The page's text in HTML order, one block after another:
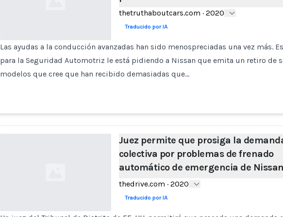
thetruthaboutcars.com · 2020
Traducido por IA
Las ayudas a la conducción avanzadas han sido menospreciadas una vez más.
para la Seguridad Automotriz le está pidiendo a Nissan que emita un retiro de
modelos que cree que han recibido demasiadas que…
Juez permite que prosiga la
colectiva por problemas de frenado
automático de emergencia de
thedrive.com · 2020
Traducido por IA